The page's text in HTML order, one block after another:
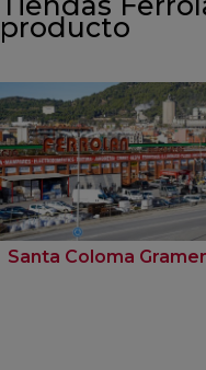
producto
Santa Coloma